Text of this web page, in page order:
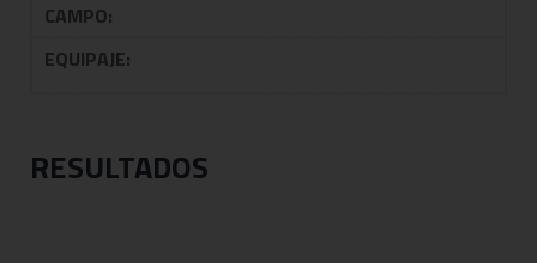
CAMPO:
EQUIPAJE:
RESULTADOS